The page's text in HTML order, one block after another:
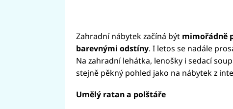
Zahradní nábytek začíná být mimořádně
barevnými odstíny. I letos se nadále
Na zahradní lehátka, lenošky i sedací
stejně pěkný pohled jako na nábytek z
Umělý ratan a polštáře